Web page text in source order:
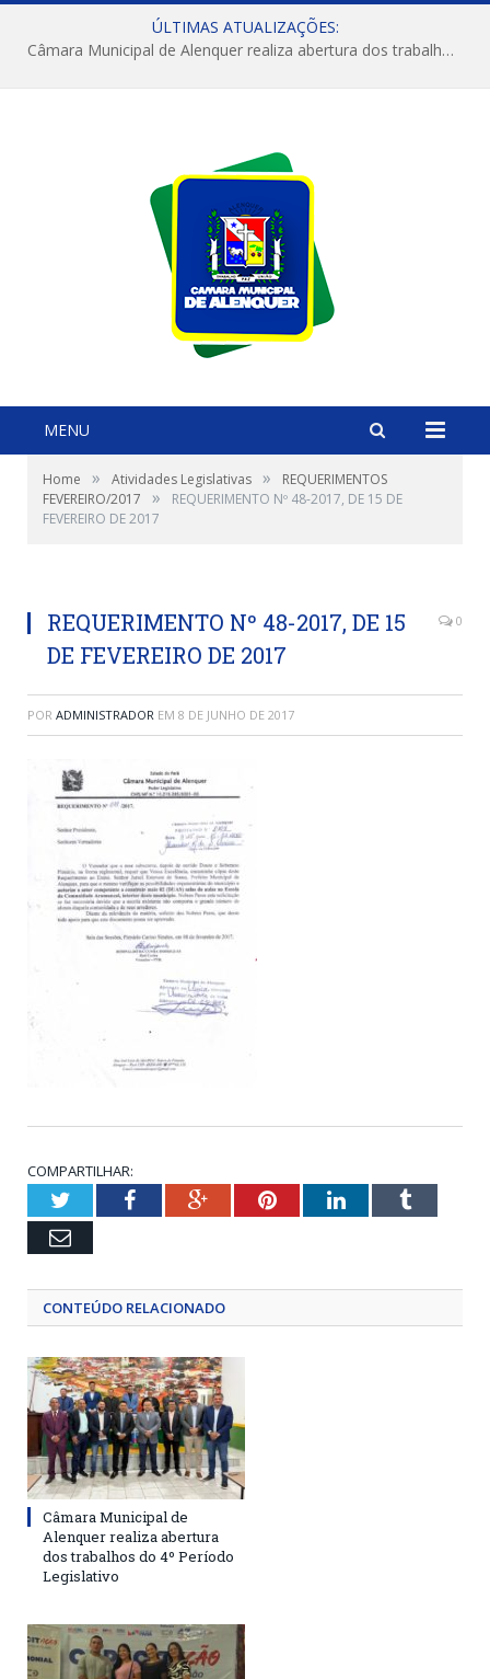
ÚLTIMAS ATUALIZAÇÕES:
Câmara Municipal de Alenquer realiza abertura dos trabalhos do 4º Período Legislativo
MENU
Home » Atividades Legislativas »
REQUERIMENTOS
FEVEREIRO/2017
»
REQUERIMENTO Nº 48-2017, DE 15 DE
FEVEREIRO DE 2017
REQUERIMENTO Nº 48-2017, DE 15
DE FEVEREIRO DE 2017
0
POR ADMINISTRADOR EM 8 DE JUNHO DE 2017
COMPARTILHAR:
TwitterFacebookGoogle+PinterestLinkedInTumblr
Email
CONTEÚDO RELACIONADO
Câmara Municipal de
Alenquer realiza abertura
dos trabalhos do 4º Período
Legislativo